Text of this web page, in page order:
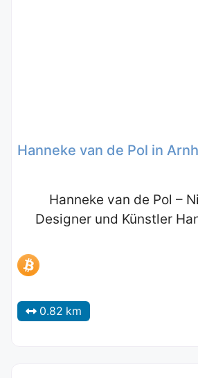
Hanneke van de Pol in
Hanneke van de Pol –
Designer und Künstler
0.82 km